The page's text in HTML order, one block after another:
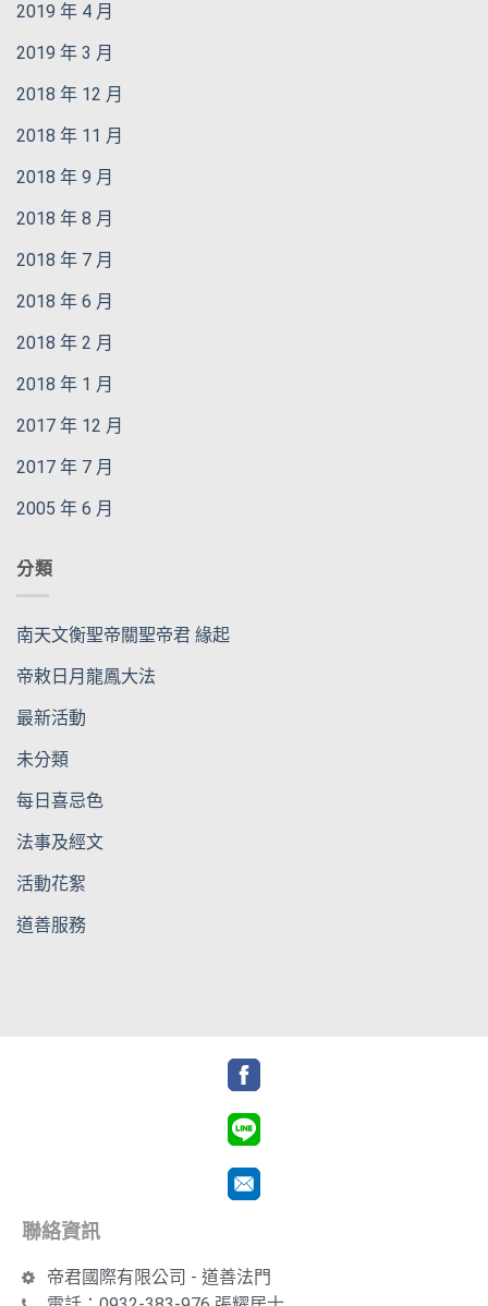
2019 年 4 月
2019 年 3 月
2018 年 12 月
2018 年 11 月
2018 年 9 月
2018 年 8 月
2018 年 7 月
2018 年 6 月
2018 年 2 月
2018 年 1 月
2017 年 12 月
2017 年 7 月
2005 年 6 月
分類
南天文衡聖帝關聖帝君 緣起
帝敕日月龍鳳大法
最新活動
未分類
每日喜忌色
法事及經文
活動花絮
道善服務
聯絡資訊
帝君國際有限公司 - 道善法門